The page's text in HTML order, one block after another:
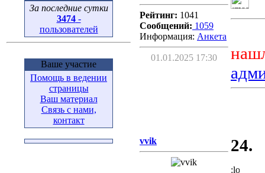
За последние сутки
3474-
пользователей
Ваше участие
Помощь в ведении
страницы
Ваш материал
Связь с нами,
контакт
Рейтинг: 1041
Сообщений: 1059
Информация: Aнкета
01.01.2025 17:30
vvik
24.